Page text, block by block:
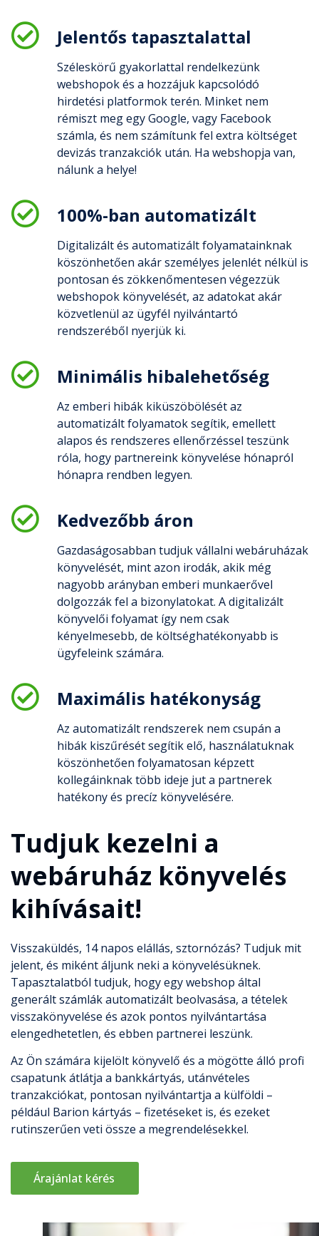
Jelentős tapasztalattal
Széleskörű gyakorlattal rendelkezünk
webshopok és a hozzájuk kapcsolódó
hirdetési platformok terén. Minket nem
rémiszt meg egy Google, vagy Facebook
számla, és nem számítunk fel extra költséget
devizás tranzakciók után. Ha webshopja van,
nálunk a helye!
100%-ban automatizált
Digitalizált és automatizált folyamatainknak
köszönhetően akár személyes jelenlét nélkül is
pontosan és zökkenőmentesen végezzük
webshopok könyvelését, az adatokat akár
közvetlenül az ügyfél nyilvántartó
rendszeréből nyerjük ki.
Minimális hibalehetőség
Az emberi hibák kiküszöbölését az
automatizált folyamatok segítik, emellett
alapos és rendszeres ellenőrzéssel teszünk
róla, hogy partnereink könyvelése hónapról
hónapra rendben legyen.
Kedvezőbb áron
Gazdaságosabban tudjuk vállalni webáruházak
könyvelését, mint azon irodák, akik még
nagyobb arányban emberi munkaerővel
dolgozzák fel a bizonylatokat. A digitalizált
könyvelői folyamat így nem csak
kényelmesebb, de költséghatékonyabb is
ügyfeleink számára.
Maximális hatékonyság
Az automatizált rendszerek nem csupán a
hibák kiszűrését segítik elő, használatuknak
köszönhetően folyamatosan képzett
kollegáinknak több ideje jut a partnerek
hatékony és precíz könyvelésére.
Tudjuk kezelni a
webáruház könyvelés
kihívásait!
Visszaküldés, 14 napos elállás, sztornózás? Tudjuk mit
jelent, és miként áljunk neki a könyvelésüknek.
Tapasztalatból tudjuk, hogy egy webshop által
generált számlák automatizált beolvasása, a tételek
visszakönyvelése és azok pontos nyilvántartása
elengedhetetlen, és ebben partnerei leszünk.
Az Ön számára kijelölt könyvelő és a mögötte álló profi
csapatunk átlátja a bankkártyás, utánvételes
tranzakciókat, pontosan nyilvántartja a külföldi –
például Barion kártyás – fizetéseket is, és ezeket
rutinszerűen veti össze a megrendelésekkel.
Árajánlat kérés